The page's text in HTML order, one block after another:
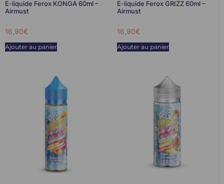
E-liquide Ferox KONGA 60ml –
Airmust
16,90€
Ajouter au panier
E-liquide Ferox GRIZZ 60ml –
Airmust
16,90€
Ajouter au panier